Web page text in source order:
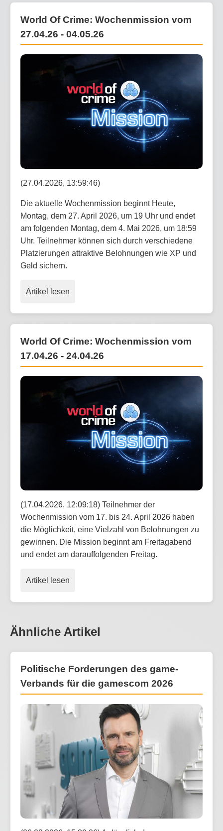
World Of Crime: Wochenmission vom
27.04.26 - 04.05.26
(27.04.2026, 13:59:46)
Die aktuelle Wochenmission beginnt Heute,
Montag, dem 27. April 2026, um 19 Uhr und endet
am folgenden Montag, dem 4. Mai 2026, um 18:59
Uhr. Teilnehmer können sich durch verschiedene
Platzierungen attraktive Belohnungen wie XP und
Geld sichern.
Artikel lesen
World Of Crime: Wochenmission vom
17.04.26 - 24.04.26
(17.04.2026, 12:09:18) Teilnehmer der
Wochenmission vom 17. bis 24. April 2026 haben
die Möglichkeit, eine Vielzahl von Belohnungen zu
gewinnen. Die Mission beginnt am Freitagabend
und endet am darauffolgenden Freitag.
Artikel lesen
Ähnliche Artikel
Politische Forderungen des game-
Verbands für die gamescom 2026